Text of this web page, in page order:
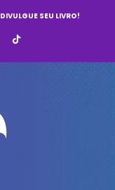
DIVULGUE SEU LIVRO!